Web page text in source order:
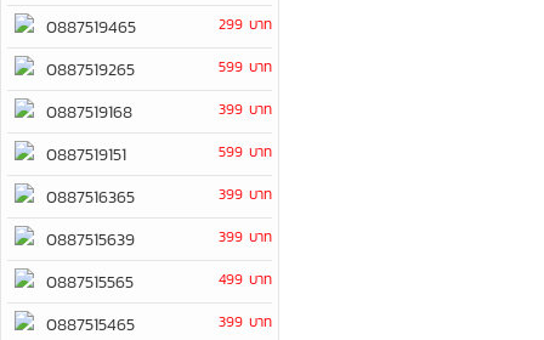
0887519465 299 บาท
0887519265 599 บาท
0887519168 399 บาท
0887519151 599 บาท
0887516365 399 บาท
0887515639 399 บาท
0887515565 499 บาท
0887515465 399 บาท